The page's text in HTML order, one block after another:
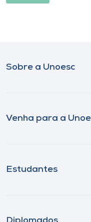
Sobre a Unoesc
Venha para a
Estudantes